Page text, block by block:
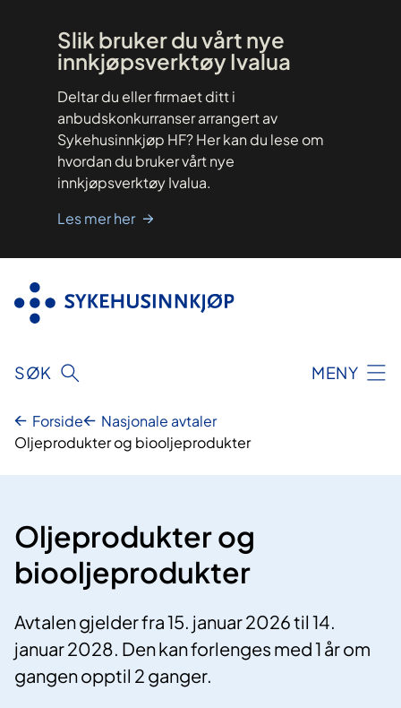
Slik bruker du vårt nye
innkjøpsverktøy Ivalua
Deltar du eller firmaet ditt i
anbudskonkurranser arrangert av
Sykehusinnkjøp HF? Her kan du lese om
hvordan du bruker vårt nye
innkjøpsverktøy Ivalua.
Les mer her
SØK MENY
Forside
Nasjonale avtaler
Oljeprodukter og biooljeprodukter
Oljeprodukter og
biooljeprodukter
Avtalen gjelder fra 15. januar 2026 til 14.
januar 2028. Den kan forlenges med 1 år om
gangen opptil 2 ganger.